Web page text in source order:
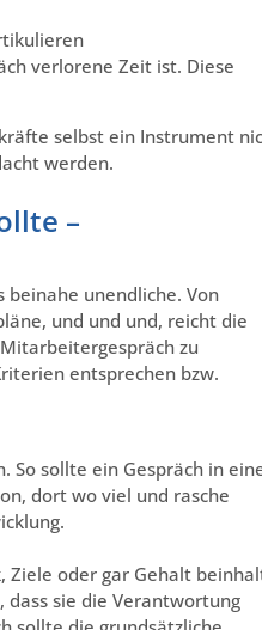
verlorene Zeit ist. Diese
selbst ein Instrument
werden.
–
unendliche. Von
und und und, reicht die
zu
entsprechen bzw.
So sollte ein Gespräch in
dort wo viel und rasche
Ziele oder gar Gehalt
dass sie die Verantwortung